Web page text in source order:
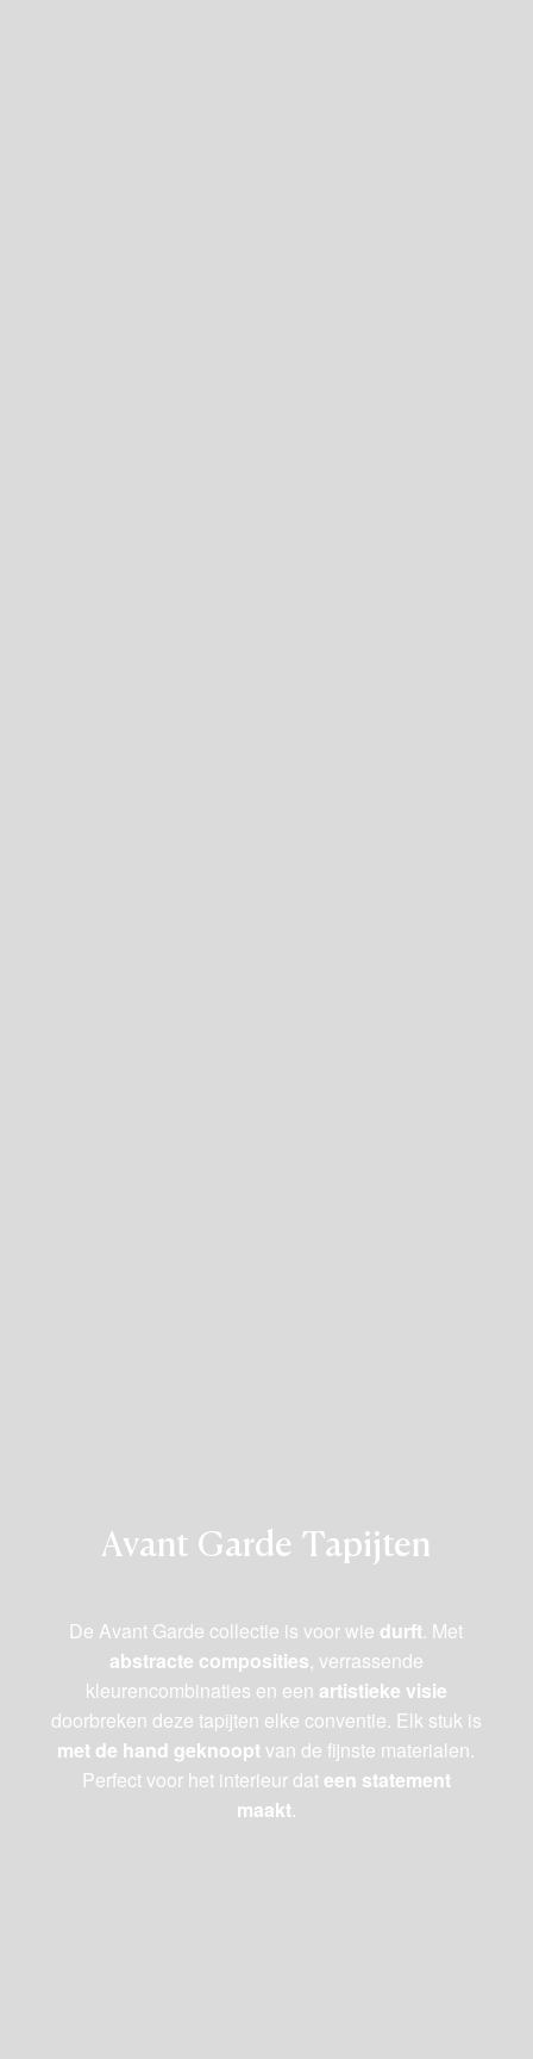
Avant Garde Tapijten
De Avant Garde collectie is voor wie durft. Met
abstracte composities, verrassende
kleurencombinaties en een artistieke visie
doorbreken deze tapijten elke conventie. Elk stuk is
met de hand geknooptvan de fijnste materialen.
Perfect voor het interieur dat een statement
maakt.